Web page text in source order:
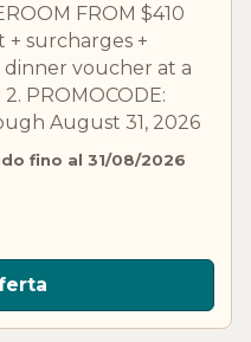
FROM $410
+ surcharges +
voucher at a
PROMOCODE:
August 31, 2026
fino al 31/08/2026